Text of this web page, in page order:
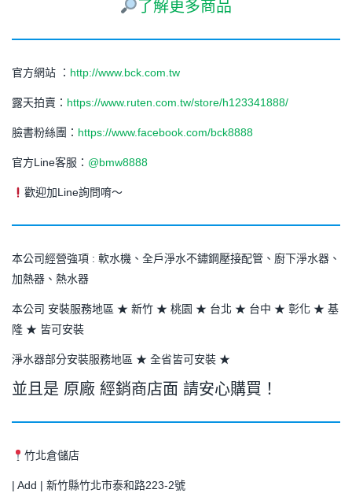
了解更多商品
官方網站 ： http://www.bck.com.tw
露天拍賣： https://www.ruten.com.tw/store/h123341888/
臉書粉絲團： https://www.facebook.com/bck8888
官方Line客服： @bmw8888
歡迎加Line詢問唷～
本公司經營強項 : 軟水機、全戶淨水不鏽鋼壓接配管、廚下淨水器、
加熱器、熱水器
本公司 安裝服務地區 ★ 新竹 ★ 桃園 ★ 台北 ★ 台中 ★ 彰化 ★ 基
隆 ★ 皆可安裝
淨水器部分安裝服務地區 ★ 全省皆可安裝 ★
並且是 原廠 經銷商店面 請安心購買！
竹北倉儲店
| Add | 新竹縣竹北市泰和路223-2號